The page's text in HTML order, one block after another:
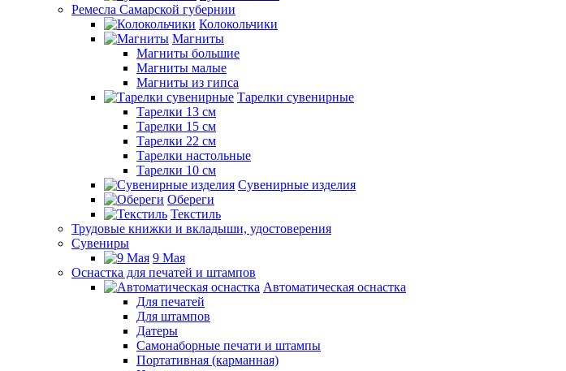
Ремесла Самарской губернии
Колокольчики
Магниты
Магниты большие
Магниты малые
Магниты из гипса
Тарелки сувенирные
Тарелки 13 см
Тарелки 15 см
Тарелки 22 см
Тарелки настольные
Тарелки 10 см
Сувенирные изделия
Обереги
Текстиль
Трудовые книжки и вкладыши, удостоверения
Сувениры
9 Мая
Оснастка для печатей и штампов
Автоматическая оснастка
Для печатей
Для штампов
Датеры
Самонаборные печати и штампы
Портативная (карманная)